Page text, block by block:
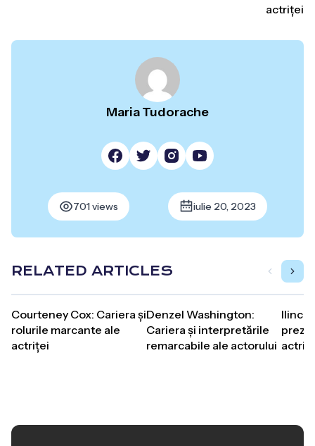
actriței
Maria Tudorache
701 views iulie 20, 2023
RELATED ARTICLES
Courteney Cox: Cariera și
rolurile marcante ale
actriței
Denzel Washington:
Cariera și interpretările
remarcabile ale actorului
Ilinca